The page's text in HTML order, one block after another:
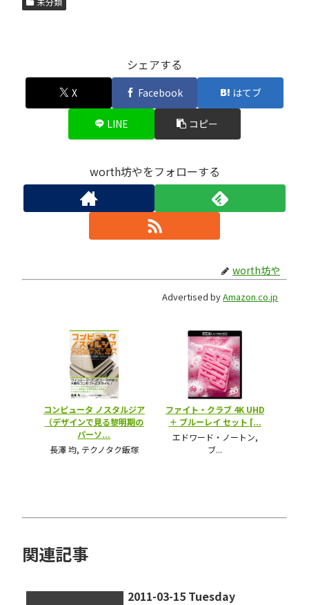
シェアする
X Facebook はてブ
LINE コピー
worth坊やをフォローする
worth坊や
Advertised byAmazon.co.jp
関連記事
2011-03-15 Tuesday